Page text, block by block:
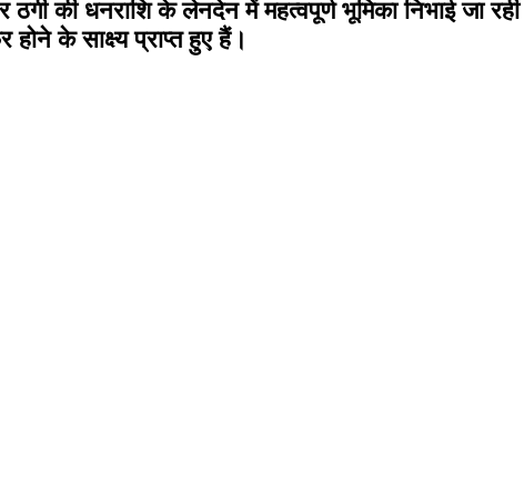
ठगी की धनराशि के लेनदेन में महत्वपूर्ण भूमिका निभाई जा
के साक्ष्य प्राप्त हुए हैं।